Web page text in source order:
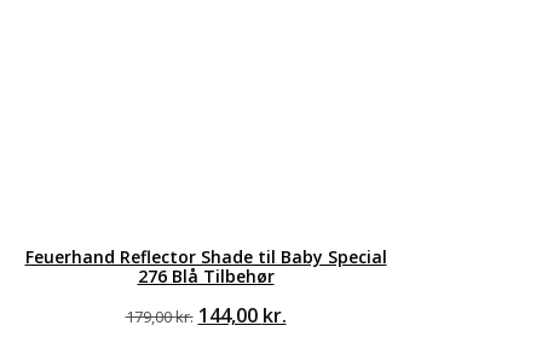
Feuerhand Reflector Shade til Baby Special
276 Blå Tilbehør
179,00kr. Den
144,00 kr.Den